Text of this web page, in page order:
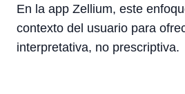
En la app Zellium, este
contexto del usuario para
interpretativa, no prescriptiva.